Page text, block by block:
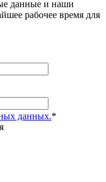
данные и наши
рабочее время для
данных.*